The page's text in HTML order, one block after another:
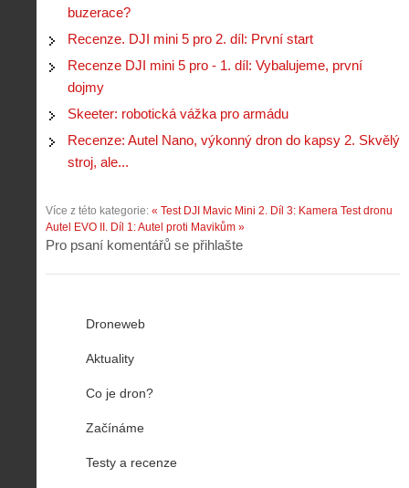
buzerace?
Recenze. DJI mini 5 pro 2. díl: První start
Recenze DJI mini 5 pro - 1. díl: Vybalujeme, první
dojmy
Skeeter: robotická vážka pro armádu
Recenze: Autel Nano, výkonný dron do kapsy 2. Skvělý
stroj, ale...
Více z této kategorie: « Test DJI Mavic Mini 2. Díl 3: Kamera Test dronu
Autel EVO II. Díl 1: Autel proti Mavikům »
Pro psaní komentářů se přihlašte
Droneweb
Aktuality
Co je dron?
Začínáme
Testy a recenze